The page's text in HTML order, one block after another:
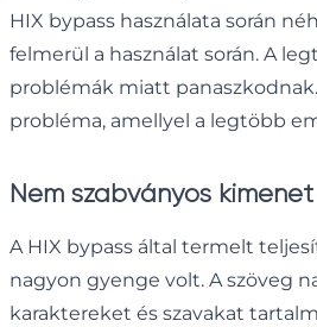
HIX bypass használata során
felmerül a használat során. A
problémák miatt
probléma, amellyel a legtöbb
Nem szabványos kimenet
A HIX bypass által termelt
nagyon gyenge volt. A szöveg
karaktereket és szavakat